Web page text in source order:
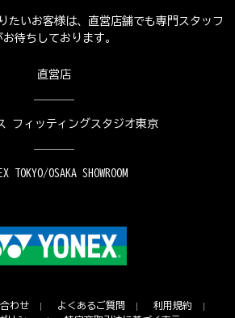
たいお客様は、直営店舗でも専門スタッフ
お待ちしております。
直営店
フィッティングスタジオ東京
TOKYO/OSAKA SHOWROOM
わせ よくあるご質問
利用規約